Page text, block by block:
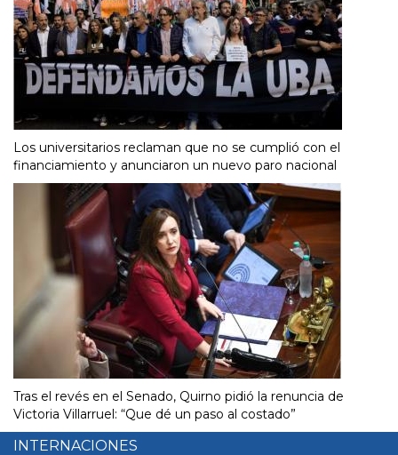
Los universitarios reclaman que no se cumplió con el
financiamiento y anunciaron un nuevo paro nacional
Tras el revés en el Senado, Quirno pidió la renuncia de
Victoria Villarruel: “Que dé un paso al costado”
INTERNACIONES